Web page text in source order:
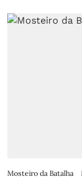
Mosteiro da Batalha